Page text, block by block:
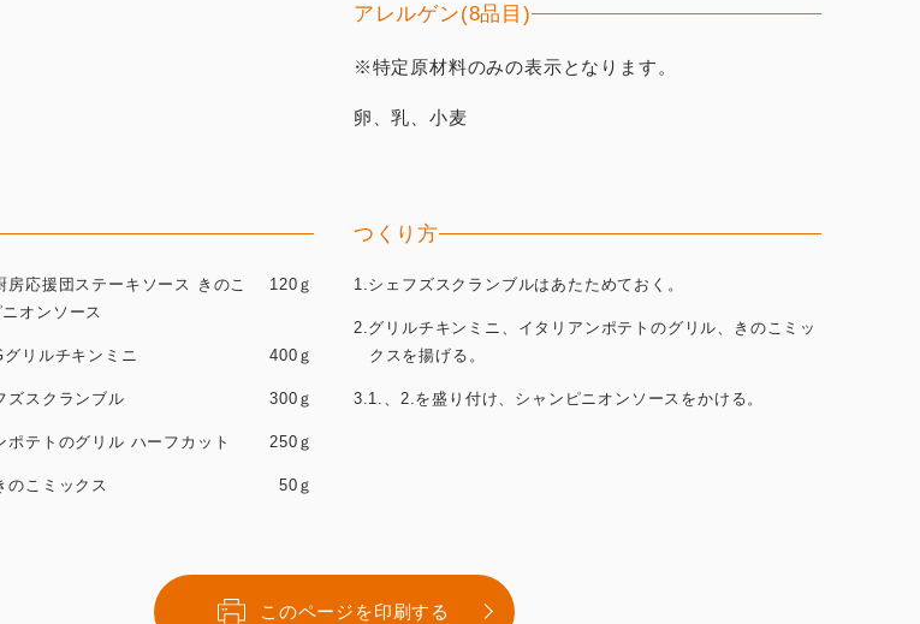
アレルゲン(8品目)
※特定原材料のみの表示となります。
卵、乳、小麦
房応援団ステーキソース きのこ
オンソース
120ｇ
リルチキンミニ 400ｇ
ズスクランブル 300ｇ
ポテトのグリル ハーフカット 250ｇ
のこミックス 50ｇ
つくり方
1.シェフズスクランブルはあたためておく。
2.グリルチキンミニ、イタリアンポテトのグリル、きのこミッ
クスを揚げる。
3.1.、2.を盛り付け、シャンピニオンソースをかける。
このページを印刷する